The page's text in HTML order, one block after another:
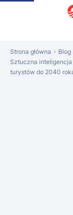
do
Strona główna
Blog
Sztuczna inteligencja
turystów do 2040